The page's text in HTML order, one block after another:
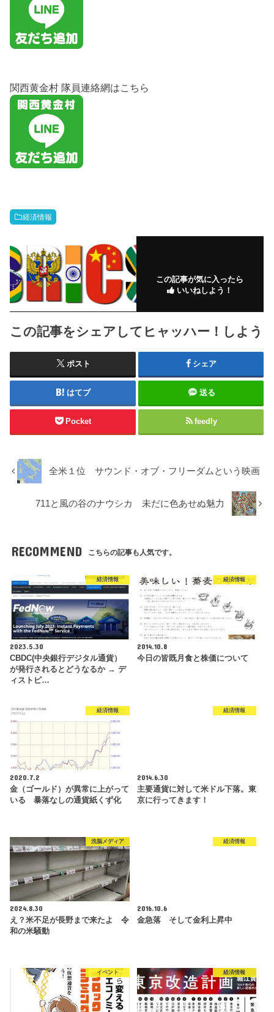
関西黄金村 隊員連絡網はこちら
経済情報
この記事が気に入ったら
いいねしよう！
この記事をシェアしてヒャッハー！しよう
ポスト シェア
はてブ 送る
Pocket feedly
全米１位 サウンド・オブ・フリーダムという映画
711と風の谷のナウシカ 未だに色あせぬ魅力
RECOMMEND こちらの記事も人気です。
経済情報
2023.5.30
CBDC(中央銀行デジタル通貨）
が発行されるとどうなるか → デ
ィストピ…
経済情報
2014.10.8
今日の皆既月食と株価について
経済情報
2020.7.2
金（ゴールド）が異常に上がって
いる 暴落なしの通貨紙くず化
経済情報
2014.6.30
主要通貨に対して米ドル下落。東
京に行ってきます！
洗脳メディア
2024.8.30
え？米不足が長野まで来たよ 令
和の米騒動
経済情報
2016.10.6
金急落 そして金利上昇中
イベント 経済情報